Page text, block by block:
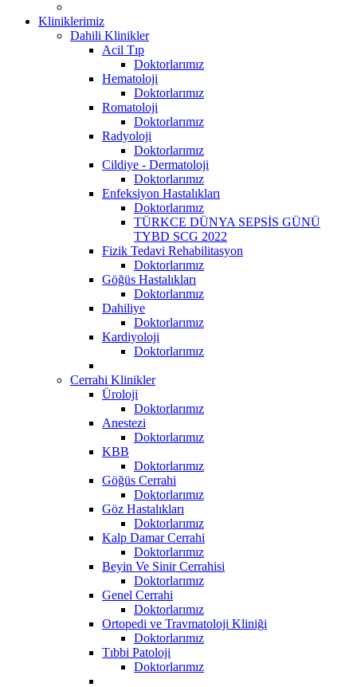
Kliniklerimiz
Dahili Klinikler
Acil Tıp
Doktorlarımız
Hematoloji
Doktorlarımız
Romatoloji
Doktorlarımız
Radyoloji
Doktorlarımız
Cildiye - Dermatoloji
Doktorlarımız
Enfeksiyon Hastalıkları
Doktorlarımız
TÜRKCE DÜNYA SEPSİS GÜNÜ
TYBD SCG 2022
Fizik Tedavi Rehabilitasyon
Doktorlarımız
Göğüs Hastalıkları
Doktorlarımız
Dahiliye
Doktorlarımız
Kardiyoloji
Doktorlarımız
Cerrahi Klinikler
Üroloji
Doktorlarımız
Anestezi
Doktorlarımız
KBB
Doktorlarımız
Göğüs Cerrahi
Doktorlarımız
Göz Hastalıkları
Doktorlarımız
Kalp Damar Cerrahi
Doktorlarımız
Beyin Ve Sinir Cerrahisi
Doktorlarımız
Genel Cerrahi
Doktorlarımız
Ortopedi ve Travmatoloji Kliniği
Doktorlarımız
Tıbbi Patoloji
Doktorlarımız